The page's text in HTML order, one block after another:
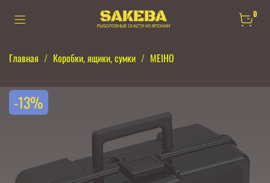
0
Главная Коробки, ящики, сумки MEIHO
-13%